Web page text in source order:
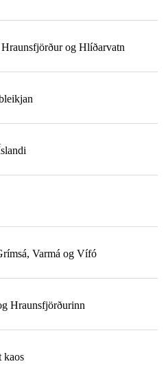
og Hlíðarvatn
Varmá og Vífó
Hraunsfjörðurinn
kaos